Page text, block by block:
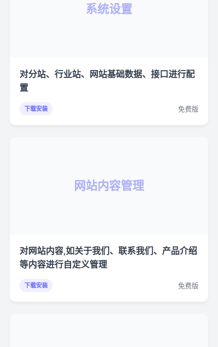
系统设置
对分站、行业站、网站基础数据、接口进行配
置
下载安装 免费版
网站内容管理
对网站内容,如关于我们、联系我们、产品介绍
等内容进行自定义管理
下载安装 免费版